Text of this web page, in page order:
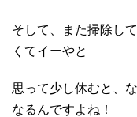
そして、また掃除し
くてイーやと
思って少し休むと、
なるんですよね！